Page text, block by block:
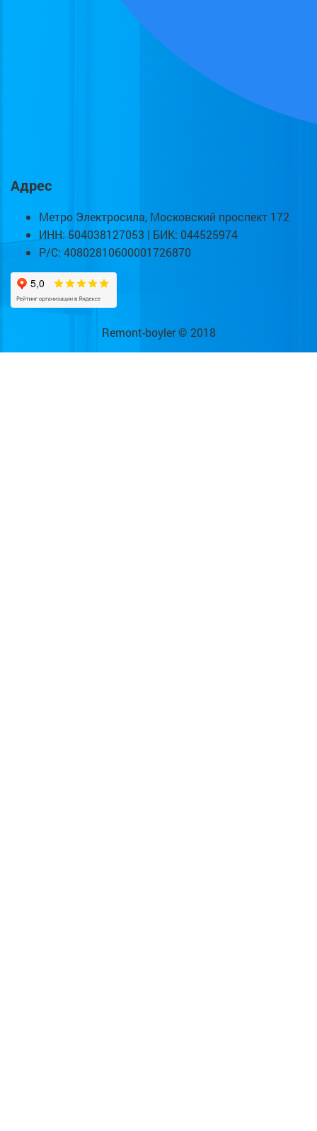
Адрес
Метро Электросила, Московский проспект 172
ИНН: 504038127053 | БИК: 044525974
Р/С: 40802810600001726870
Remont-boyler © 2018